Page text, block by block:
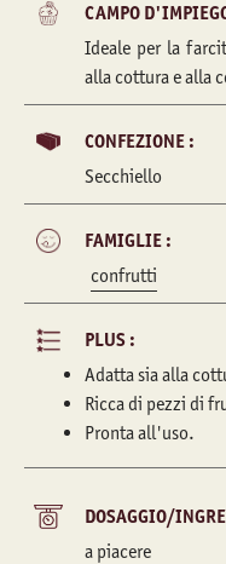
CAMPO
Ideale per la
alla cottura e alla
CONFEZIONE :
Secchiello
FAMIGLIE :
confrutti
PLUS :
Adatta sia alla
Ricca di pezzi di
Pronta all'uso.
DOSAGGIO/
a piacere